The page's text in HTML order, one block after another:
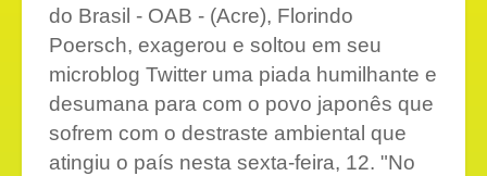
do Brasil - OAB - (Acre), Florindo
Poersch, exagerou e soltou em seu
microblog Twitter uma piada humilhante e
desumana para com o povo japonês que
sofrem com o destraste ambiental que
atingiu o país nesta sexta-feira, 12. "No